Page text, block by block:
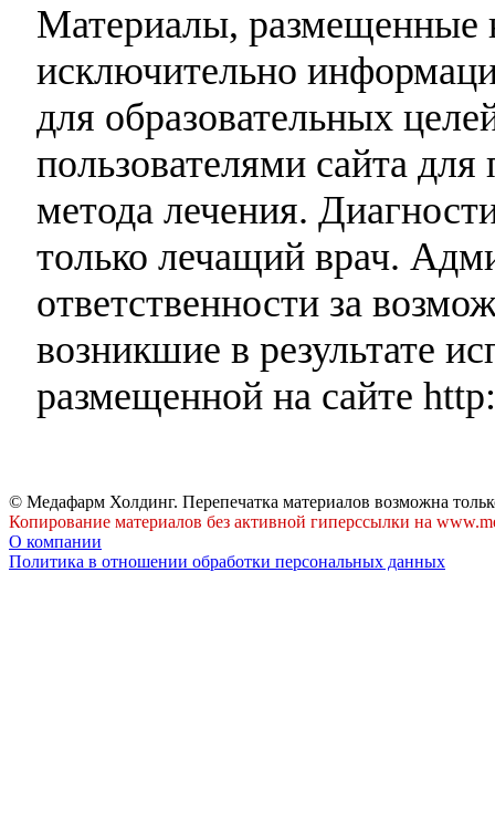
Материалы, размещенные
исключительно
для образовательных
пользователями сайта
метода лечения.
только лечащий врач.
ответственности за
возникшие в результате
размещенной на сайте
© Медафарм Холдинг. Перепечатка материалов возможна
Копирование материалов без активной гиперссылки на
О компании
Политика в отношении обработки персональных данных